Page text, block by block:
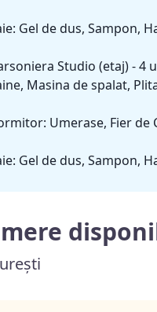
Gel de dus, Sampon,
Studio (etaj) - 4
Masina de spalat,
Umerase, Fier de
Gel de dus, Sampon,